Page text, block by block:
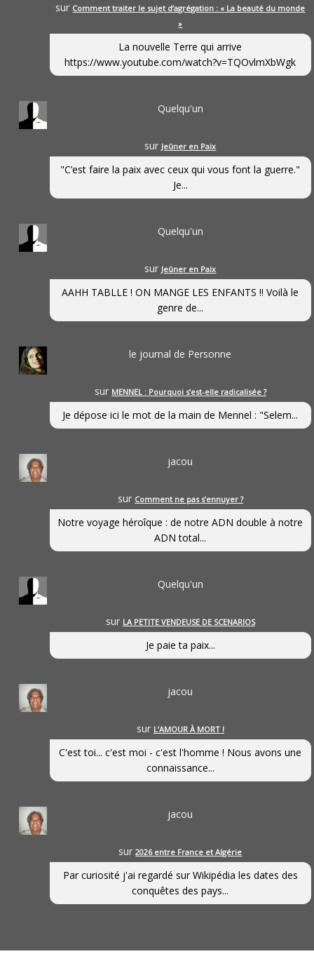
sur Comment traiter le sujet d’agrégation : « La beauté du monde
»
La nouvelle Terre qui arrive
https://www.youtube.com/watch?v=TQOvlmXbWgk
Quelqu'un
sur Jeûner en Paix
"C’est faire la paix avec ceux qui vous font la guerre."
Je...
Quelqu'un
sur Jeûner en Paix
AAHH TABLLE ! ON MANGE LES ENFANTS !! Voilà le
genre de...
le journal de Personne
sur MENNEL : Pourquoi s’est-elle radicalisée ?
Je dépose ici le mot de la main de Mennel : "Selem...
jacou
sur Comment ne pas s’ennuyer ?
Notre voyage héroîque : de notre ADN double à notre
ADN total...
Quelqu'un
sur LA PETITE VENDEUSE DE SCENARIOS
Je paie ta paix...
jacou
sur L’AMOUR À MORT !
C'est toi... c'est moi - c'est l'homme ! Nous avons une
connaissance...
jacou
sur2026 entre France et Algérie
Par curiosité j'ai regardé sur Wikipédia les dates des
conquêtes des pays...